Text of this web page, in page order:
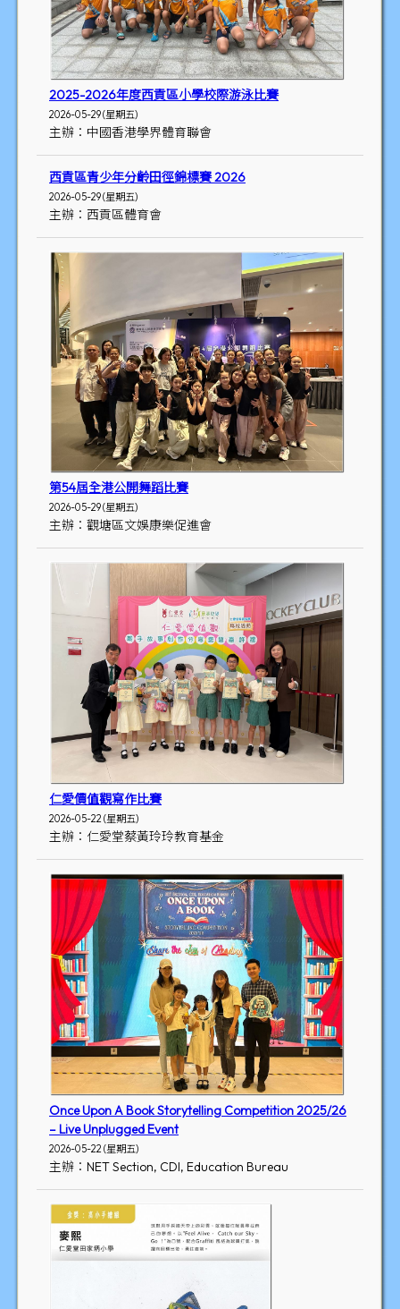
2025-2026年度西貢區小學校際游泳比賽
2026-05-29 (星期五)
主辦：中國香港學界體育聯會
西貢區青少年分齡田徑錦標賽 2026
2026-05-29 (星期五)
主辦：西貢區體育會
第54屆全港公開舞蹈比賽
2026-05-29 (星期五)
主辦：觀塘區文娛康樂促進會
仁愛價值觀寫作比賽
2026-05-22 (星期五)
主辦：仁愛堂蔡黃玲玲教育基金
Once Upon A Book Storytelling Competition 2025/26
– Live Unplugged Event
2026-05-22 (星期五)
主辦：NET Section, CDI, Education Bureau